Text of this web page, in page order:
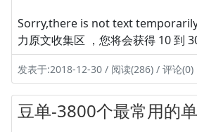
Sorry,there is not text
力原文收集区 ，您将会获得 10 到
发表于:2018-12-30 / 阅读(286) / 评论(0)
豆单-3800个最常用的